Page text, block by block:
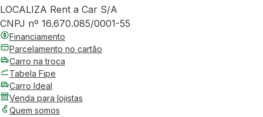
LOCALIZA Rent a Car S/A
CNPJ nº 16.670.085/0001-55
Financiamento
Parcelamento no cartão
Carro na troca
Tabela Fipe
Carro Ideal
Venda para lojistas
Quem somos